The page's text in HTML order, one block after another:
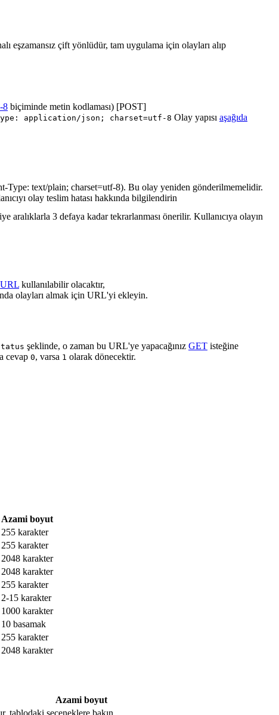
eşzamansız çift yönlüdür, tam uygulama için olayları alıp
8 biçiminde metin kodlaması) [POST]
application/json; charset=utf-8 Olay yapısı aşağıda
Type: text/plain; charset=utf-8). Bu olay yeniden gönderilmemelidir.
olay teslim hatası hakkında bilgilendirin
aralıklarla 3 defaya kadar tekrarlanması önerilir. Kullanıcıya olayın
URL kullanılabilir olacaktır,
olayları almak için URL'yi ekleyin.
şeklinde, o zaman bu URL'ye yapacağınız GET isteğine
cevap 0, varsa 1 olarak dönecektir.
Azami boyut
255 karakter
255 karakter
2048 karakter
2048 karakter
255 karakter
2-15 karakter
1000 karakter
10 basamak
255 karakter
2048 karakter
Azami boyut
tablodaki seçeneklere bakın